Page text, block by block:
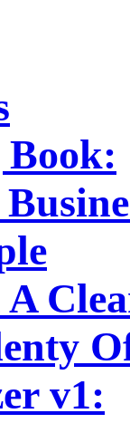
v1: